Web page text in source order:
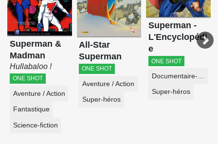
Superman &
Madman
Hullabaloo !
ONE SHOT
Aventure / Action
Fantastique
Science-fiction
All-Star
Superman
ONE SHOT
Aventure / Action
Super-héros
Superman -
L'Encyclopédi
e
ONE SHOT
Super-héros